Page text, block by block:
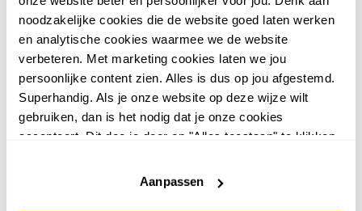
noodzakelijke cookies die de website goed laten werken
en analytische cookies waarmee we de website
verbeteren. Met marketing cookies laten we jou
persoonlijke content zien. Alles is dus op jou afgestemd.
Superhandig. Als je onze website op deze wijze wilt
gebruiken, dan is het nodig dat je onze cookies
accepteert. Dit doe je door op "Alles toestaan" te klikken.
website niet optimaal functioneert.
Aanpassen